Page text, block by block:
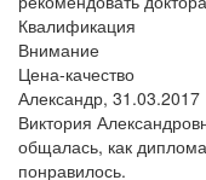
Квалификация
Внимание
Цена-качество
Александр, 31.03.2017
Виктория
общалась, как
понравилось.